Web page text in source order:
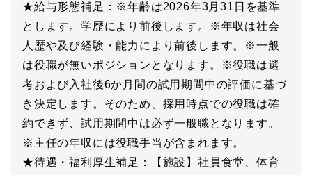
★給与形態補足：※年齢は2026年3月31日を基準
とします。学歴により前後します。※年収は社会
人歴や及び経験・能力により前後します。※一般
は役職が無いポジションとなります。※役職は選
考および入社後6か月間の試用期間中の評価に基づ
き決定します。そのため、採用時点での役職は確
約できず、試用期間中は必ず一般職となります。
※主任の年収には役職手当が含まれます。
★待遇・福利厚生補足：【施設】社員食堂、体育